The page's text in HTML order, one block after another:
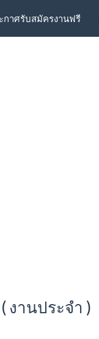
กาศรับสมัครงานฟรี
านประจำ )